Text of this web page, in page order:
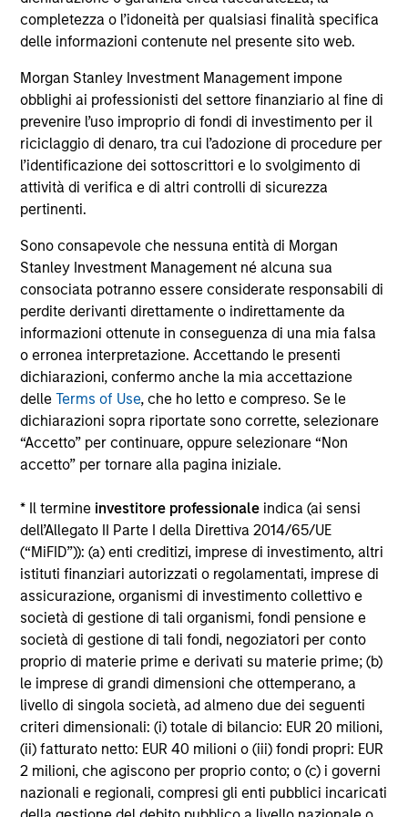
completezza o l’idoneità per qualsiasi finalità specifica
delle informazioni contenute nel presente sito web.
Morgan Stanley Investment Management impone
obblighi ai professionisti del settore finanziario al fine di
prevenire l’uso improprio di fondi di investimento per il
riciclaggio di denaro, tra cui l’adozione di procedure per
l’identificazione dei sottoscrittori e lo svolgimento di
attività di verifica e di altri controlli di sicurezza
pertinenti.
Sono consapevole che nessuna entità di Morgan
Stanley Investment Management né alcuna sua
consociata potranno essere considerate responsabili di
perdite derivanti direttamente o indirettamente da
informazioni ottenute in conseguenza di una mia falsa
o erronea interpretazione. Accettando le presenti
dichiarazioni, confermo anche la mia accettazione
delleTerms of Use, che ho letto e compreso. Se le
dichiarazioni sopra riportate sono corrette, selezionare
“Accetto” per continuare, oppure selezionare “Non
accetto” per tornare alla pagina iniziale.
* Il termine investitore professionale indica (ai sensi
dell’Allegato II Parte I della Direttiva 2014/65/UE
(“MiFID”)): (a) enti creditizi, imprese di investimento, altri
istituti finanziari autorizzati o regolamentati, imprese di
assicurazione, organismi di investimento collettivo e
società di gestione di tali organismi, fondi pensione e
società di gestione di tali fondi, negoziatori per conto
proprio di materie prime e derivati su materie prime; (b)
le imprese di grandi dimensioni che ottemperano, a
livello di singola società, ad almeno due dei seguenti
criteri dimensionali: (i) totale di bilancio: EUR 20 milioni,
(ii) fatturato netto: EUR 40 milioni o (iii) fondi propri: EUR
2 milioni, che agiscono per proprio conto; o (c) i governi
nazionali e regionali, compresi gli enti pubblici incaricati
all’emissione e al rimborso delle azioni. La fonte di tutti i
dati relativi alle performance e agli indici è Morgan Stanley
Investment Management Limited (“MSIM Ltd”).
Il valore degli investimenti e i proventi da essi derivanti
possono aumentare come diminuire e un investitore può
non
recuperare l'importo investito.
I dati di performance per i comparti con track record
inferiore a un anno non sono illustrati. Le performance sono
calcolate al netto delle commissioni. I dati di performance
da inizio anno non sono annualizzati. Le performance di
altre classi di azioni, se disponibili, potrebbero essere
diverse. Prima di investire si consiglia di valutare
attentamente gli obiettivi d’investimento, i rischi, le
commissioni e le spese del comparto.
Il ricorso alla leva aumenta i rischi: una variazione
relativamente contenuta nel valore di un investimento può
determinare una variazione molto più elevata, sia in senso
positivo che negativo, nel valore di quell’investimento e, di
conseguenza, nel valore del Comparto.
Alcuni documenti disponibili in questo sito possono
riguardare più comparti della gamma Morgan Stanley
Investment Funds. Si fa presente che non tutti i comparti
sono disponibili per le persone residenti nelle giurisdizioni
in cui tale distribuzione o disponibilità sia contraria alle
leggi o ai regolamenti locali.
Più alta è la categoria (1-7), maggiore è il potenziale di
rendimento, ma anche il rischio di perdere l’investimento.
La categoria 1 non indica un investimento privo di rischio. Si
rimanda al Documento contenente informazioni chiave per
gli investitori (KIID), nella sezione Risorse, per il rating di
rischio specifico per le classi di azioni e le avvertenze.
Il Morningstar Rating™,o “star rating” viene calcolato per i
prodotti gestiti (inclusi fondi comuni, sottoconti di rendite
variabili e polizze vita variabili, exchange-traded fund, fondi
chiusi e conti separati) con uno storico minimo di tre anni.
Gli exchange-traded fund e i fondi comuni aperti sono
considerati come un’unica categoria a fini comparativi. Il
rating viene calcolato sulla base di una misura del